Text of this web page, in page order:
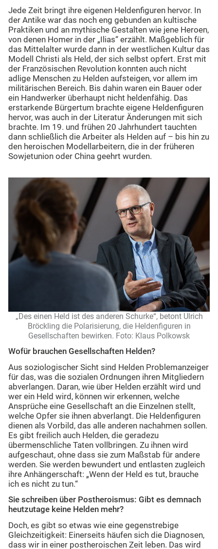
Jede Zeit bringt ihre eigenen Heldenfiguren hervor. In
der Antike war das noch eng gebunden an kultische
Praktiken und an mythische Gestalten wie jene Heroen,
von denen Homer in der „Ilias“ erzählt. Maßgeblich für
das Mittelalter wurde dann in der westlichen Kultur das
Modell Christi als Held, der sich selbst opfert. Erst mit
der Französischen Revolution konnten auch nicht
adlige Menschen zu Helden aufsteigen, vor allem im
militärischen Bereich. Bis dahin waren ein Bauer oder
ein Handwerker überhaupt nicht heldenfähig. Das
erstarkende Bürgertum brachte eigene Heldenfiguren
hervor, was auch in der Literatur Änderungen mit sich
brachte. Im 19. und frühen 20 Jahrhundert tauchten
dann schließlich die Arbeiter als Helden auf – bis hin zu
den heroischen Modellarbeitern, die in der früheren
Sowjetunion oder China geehrt wurden.
„Des einen Held ist des anderen Schurke“, betont Ulrich
Bröckling die Polarisierung, die Heldenfiguren in
Gesellschaften bewirken. Foto: Klaus Polkowsk
Wofür brauchen Gesellschaften Helden?
Aus soziologischer Sicht sind Helden Problemanzeiger
für das, was die sozialen Ordnungen ihren Mitgliedern
abverlangen. Daran, wie über Helden erzählt wird und
wer ein Held wird, können wir erkennen, welche
Ansprüche eine Gesellschaft an die Einzelnen stellt,
welche Opfer sie ihnen abverlangt. Die Heldenfiguren
dienen als Vorbild, das alle anderen nachahmen sollen.
Es gibt freilich auch Helden, die geradezu
übermenschliche Taten vollbringen. Zu ihnen wird
aufgeschaut, ohne dass sie zum Maßstab für andere
werden. Sie werden bewundert und entlasten zugleich
ihre Anhängerschaft: „Wenn der Held es tut, brauche
ich es nicht zu tun.“
Sie schreiben über Postheroismus: Gibt es demnach
heutzutage keine Helden mehr?
Doch, es gibt so etwas wie eine gegenstrebige
Gleichzeitigkeit: Einerseits häufen sich die Diagnosen,
dass wir in einer postheroischen Zeit leben. Das wird